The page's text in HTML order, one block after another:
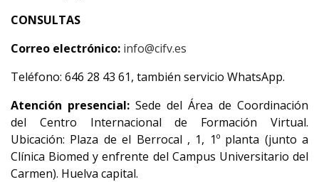
CONSULTAS
Correo electrónico: info@cifv.es
Teléfono: 646 28 43 61, también servicio WhatsApp.
Atención presencial: Sede del Área de Coordinación
del Centro Internacional de Formación Virtual.
Ubicación: Plaza de el Berrocal , 1, 1º planta (junto a
Clínica Biomed y enfrente del Campus Universitario del
Carmen). Huelva capital.